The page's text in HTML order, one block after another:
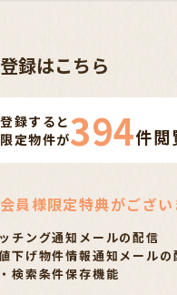
録はこちら
録すると
定物件が394件閲
員様限定特典がござい
チング通知メールの配信
下げ物件情報通知メールの
検索条件保存機能